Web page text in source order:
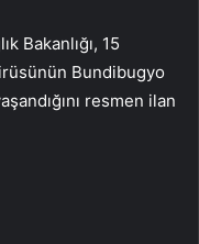
Bakanlığı, 15
Bundibugyo
resmen ilan